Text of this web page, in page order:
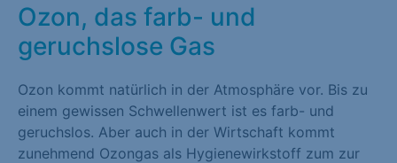
Ozon, das farb- und
geruchslose Gas
Ozon kommt natürlich in der Atmosphäre vor. Bis zu
einem gewissen Schwellenwert ist es farb- und
geruchslos. Aber auch in der Wirtschaft kommt
zunehmend Ozongas als Hygienewirkstoff zum zur